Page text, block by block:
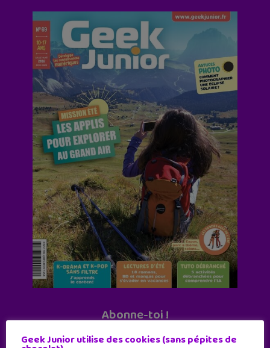
Abonne-toi !
11 numéros par an
Geek Junior utilise des cookies (sans pépites de